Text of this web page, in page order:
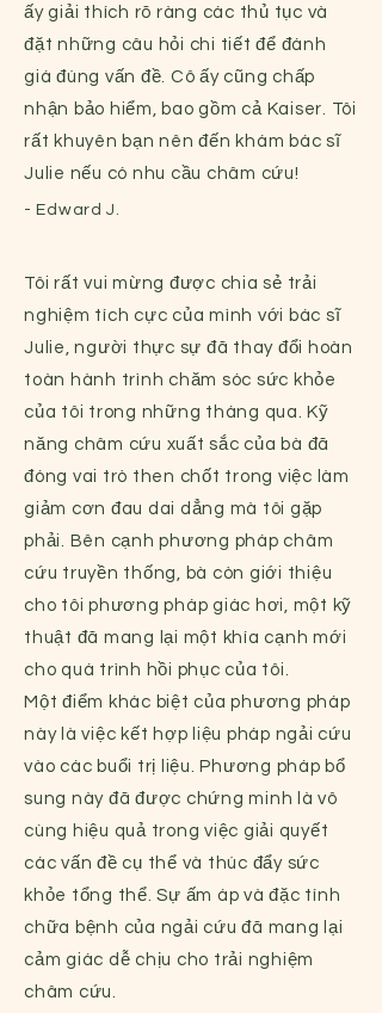
ấy giải thích rõ ràng các thủ tục và
đặt những câu hỏi chi tiết để đánh
giá đúng vấn đề. Cô ấy cũng chấp
nhận bảo hiểm, bao gồm cả Kaiser. Tôi
rất khuyên bạn nên đến khám bác sĩ
Julie nếu có nhu cầu châm cứu!
- Edward J.
Tôi rất vui mừng được chia sẻ trải
nghiệm tích cực của mình với bác sĩ
Julie, người thực sự đã thay đổi hoàn
toàn hành trình chăm sóc sức khỏe
của tôi trong những tháng qua. Kỹ
năng châm cứu xuất sắc của bà đã
đóng vai trò then chốt trong việc làm
giảm cơn đau dai dẳng mà tôi gặp
phải. Bên cạnh phương pháp châm
cứu truyền thống, bà còn giới thiệu
cho tôi phương pháp giác hơi, một kỹ
thuật đã mang lại một khía cạnh mới
cho quá trình hồi phục của tôi.
Một điểm khác biệt của phương pháp
này là việc kết hợp liệu pháp ngải cứu
vào các buổi trị liệu. Phương pháp bổ
sung này đã được chứng minh là vô
cùng hiệu quả trong việc giải quyết
các vấn đề cụ thể và thúc đẩy sức
khỏe tổng thể. Sự ấm áp và đặc tính
chữa bệnh của ngải cứu đã mang lại
cảm giác dễ chịu cho trải nghiệm
châm cứu.